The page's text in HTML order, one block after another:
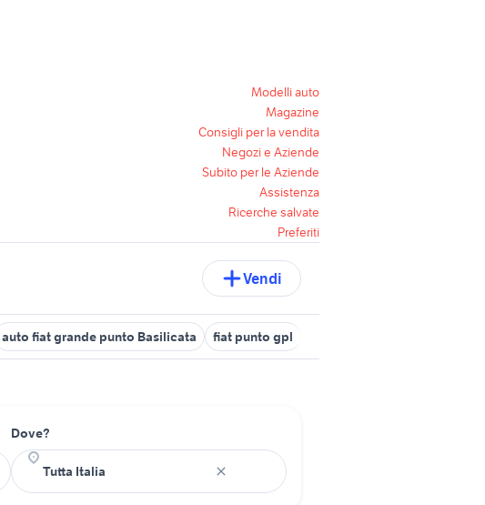
Modelli auto
Magazine
Consigli per la vendita
Negozi e Aziende
Subito per le Aziende
Assistenza
Ricerche salvate
Preferiti
Vendi
auto fiat grande punto Basilicata fiat punto gpl
Dove?